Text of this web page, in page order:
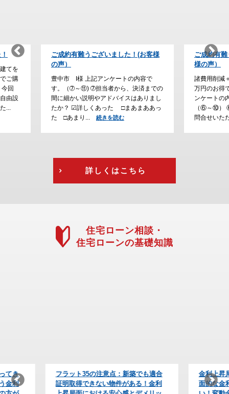
お客様
容で
までの
りまし
ああっ
ご成約有難うございました！（お客
様の声）
諸費用削減＋価格交渉でトータル 204
万円のお得でご購入 尼崎市 N様 上記ア
ンケートの内容は、下記になります。
（⑥～⑩） ⑥アーバンサイエンス㈱にお
問合せいただいた理...
ご成約
の声）
諸費用削
万円のお
を機に、
兼ね合い
した。
詳しくはこちら
住宅ローン相談・
住宅ローンの基礎知識
も適合
金利
金利上昇局面での銀行の選び方、表
面的な金利に惑わされてはいけな
「円安
「住宅